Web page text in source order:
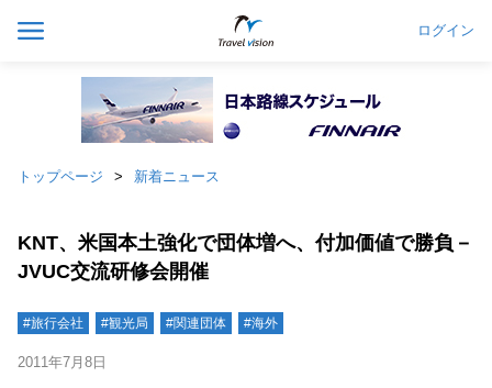
ログイン
トップページ 新着ニュース
KNT、米国本土強化で団体増へ、付加価値で勝負－
JVUC交流研修会開催
#旅行会社 #観光局 #関連団体 #海外
2011年7月8日